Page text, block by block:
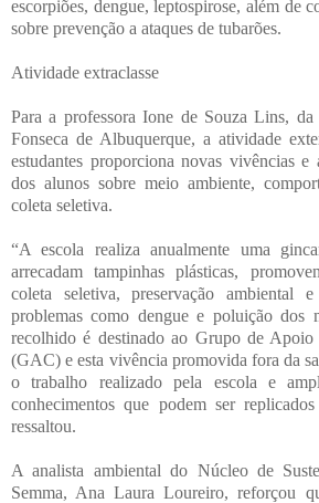
escorpiões, dengue, leptospirose, além de
sobre prevenção a ataques de tubarões.
Atividade extraclasse
Para a professora Ione de Souza Lins,
Fonseca de Albuquerque, a atividade
estudantes proporciona novas vivências
dos alunos sobre meio ambiente,
coleta seletiva.
“A escola realiza anualmente uma
arrecadam tampinhas plásticas,
coleta seletiva, preservação ambiental e
problemas como dengue e poluição dos
recolhido é destinado ao Grupo de
(GAC) e esta vivência promovida fora da
o trabalho realizado pela escola e
conhecimentos que podem ser
ressaltou.
A analista ambiental do Núcleo de
Semma, Ana Laura Loureiro, reforçou